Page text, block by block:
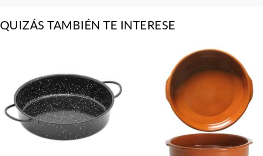
QUIZÁS TAMBIÉN TE INTERESE